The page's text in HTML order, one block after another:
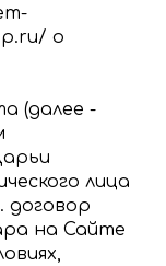
о
(далее -
лица
договор
на Сайте